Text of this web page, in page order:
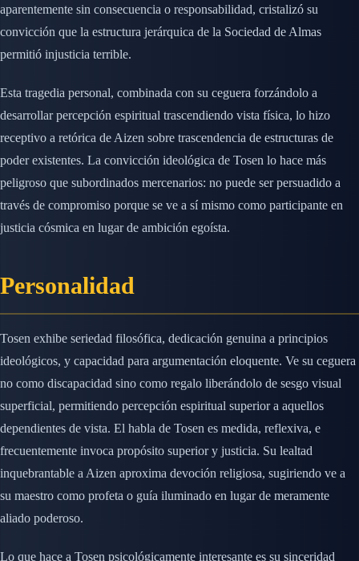
aparentemente sin consecuencia o responsabilidad, cristalizó su
convicción que la estructura jerárquica de la Sociedad de Almas
permitió injusticia terrible.
Esta tragedia personal, combinada con su ceguera forzándolo a
desarrollar percepción espiritual trascendiendo vista física, lo hizo
receptivo a retórica de Aizen sobre trascendencia de estructuras de
poder existentes. La convicción ideológica de Tosen lo hace más
peligroso que subordinados mercenarios: no puede ser persuadido a
través de compromiso porque se ve a sí mismo como participante en
justicia cósmica en lugar de ambición egoísta.
Personalidad
Tosen exhibe seriedad filosófica, dedicación genuina a principios
ideológicos, y capacidad para argumentación eloquente. Ve su ceguera
no como discapacidad sino como regalo liberándolo de sesgo visual
superficial, permitiendo percepción espiritual superior a aquellos
dependientes de vista. El habla de Tosen es medida, reflexiva, e
frecuentemente invoca propósito superior y justicia. Su lealtad
inquebrantable a Aizen aproxima devoción religiosa, sugiriendo ve a
su maestro como profeta o guía iluminado en lugar de meramente
aliado poderoso.
Lo que hace a Tosen psicológicamente interesante es su sinceridad